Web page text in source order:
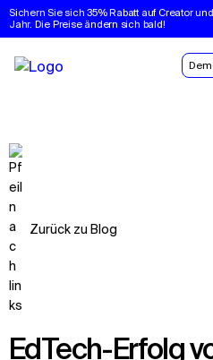
Sichern Sie sich 35% Rabatt auf Creator
Jahr. Die Preise ändern sich bald!
Zurück zu Blog
EdTech-Erfolg vorantreiben: KI